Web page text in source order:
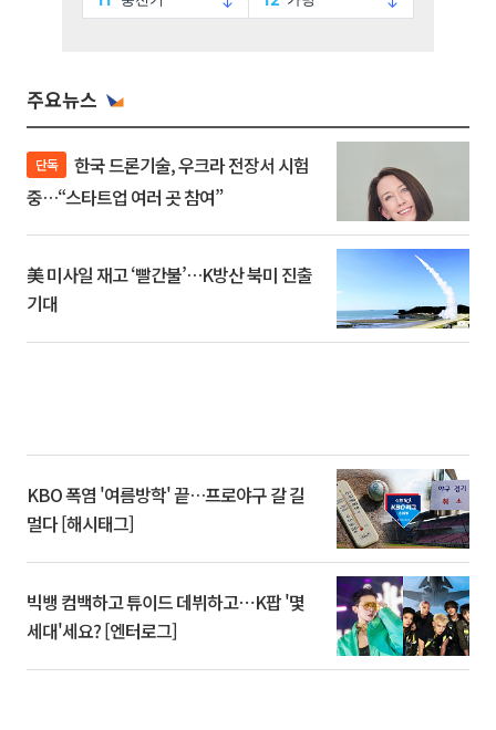
주요뉴스
단독
중…“스타트업 여러 곳 참여”
美 미사일 재고 ‘빨간불’…K방산 북미 진출
기대
KBO 폭염 '여름방학' 끝…프로야구 갈 길
멀다 [해시태그]
빅뱅 컴백하고 튜이드 데뷔하고⋯K팝 '몇
세대'세요? [엔터로그]